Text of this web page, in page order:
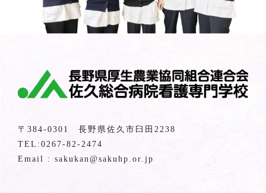
〒384-0301 長野県佐久市臼田2238
TEL:0267-82-2474
Email : sakukan@sakuhp.or.jp